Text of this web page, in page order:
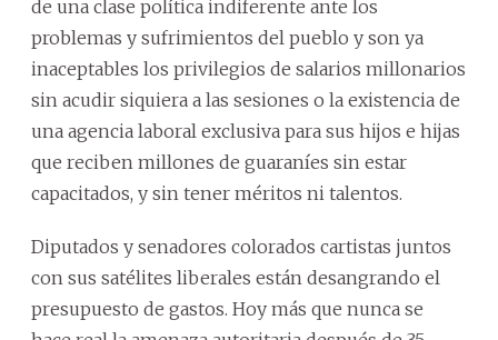
de una clase política indiferente ante los
problemas y sufrimientos del pueblo y son ya
inaceptables los privilegios de salarios millonarios
sin acudir siquiera a las sesiones o la existencia de
una agencia laboral exclusiva para sus hijos e hijas
que reciben millones de guaraníes sin estar
capacitados, y sin tener méritos ni talentos.
Diputados y senadores colorados cartistas juntos
con sus satélites liberales están desangrando el
presupuesto de gastos. Hoy más que nunca se